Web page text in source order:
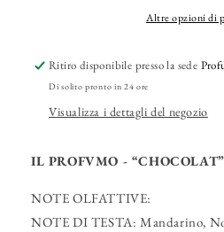
Altre opzioni di
Ritiro disponibile presso la sede
Di solito pronto in 24 ore
Visualizza i dettagli del negozio
IL PROFVMO -
NOTE OLFATTIVE:
NOTE DI TESTA: Mandarino,